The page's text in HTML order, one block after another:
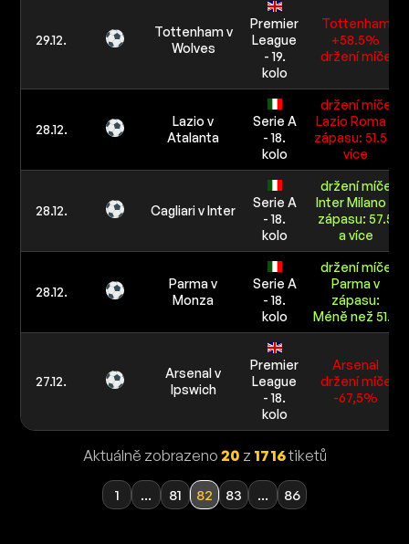
29.12.
Tottenham v
Wolves
Premier
League
- 19.
kolo
Tottenham
+58.5%
držení míče
28.12.
Lazio v
Atalanta
Serie A
- 18.
kolo
držení míče
Lazio Roma v
zápasu: 51.5 a
více
28.12. Cagliari v Inter
Serie A
- 18.
kolo
držení míče
Inter Milano v
zápasu: 57.5
a více
28.12.
Parma v
Monza
Serie A
- 18.
kolo
držení míče
Parma v
zápasu:
Méně než 51.5
27.12.
Arsenal v
Ipswich
Premier
League
- 18.
kolo
Arsenal
držení míče
-67,5%
Aktuálně zobrazeno 20 z 1716tiketů
1 ... 81 82 83 ... 86